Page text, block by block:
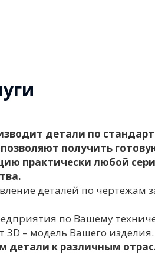
детали по
получить
практически любой
деталей по чертежам
по Вашему
3D – модель Вашего изделия.
детали к различным